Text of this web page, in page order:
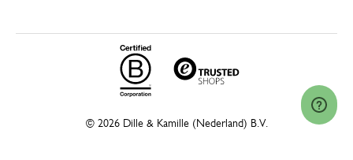
© 2026 Dille & Kamille (Nederland) B.V.